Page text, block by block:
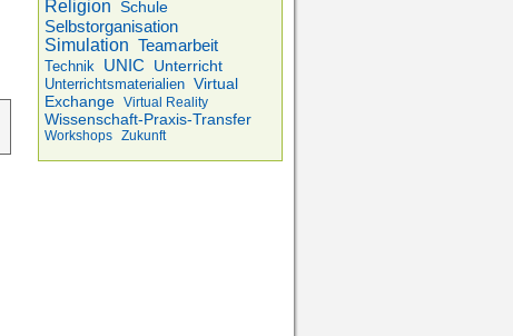
Religion Schule
Selbstorganisation
Simulation Teamarbeit
Technik UNIC Unterricht
Unterrichtsmaterialien Virtual
Exchange
Virtual Reality
Wissenschaft-Praxis-Transfer
Workshops Zukunft